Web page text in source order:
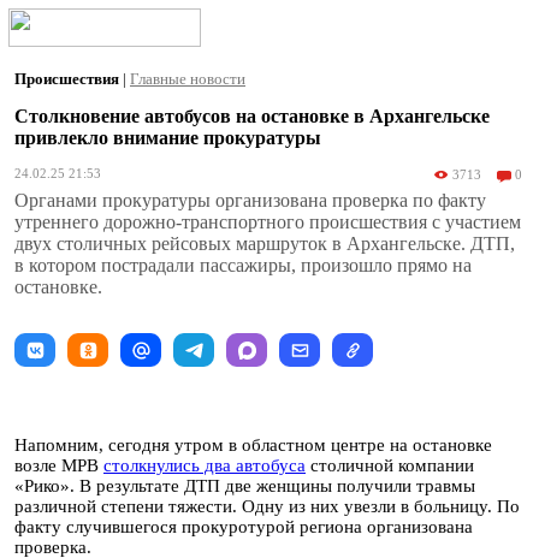
Происшествия | Главные новости
Столкновение автобусов на остановке в Архангельске
привлекло внимание прокуратуры
24.02.25 21:53 3713 0
Органами прокуратуры организована проверка по факту
утреннего дорожно-транспортного происшествия с участием
двух столичных рейсовых маршруток в Архангельске. ДТП,
в котором пострадали пассажиры, произошло прямо на
остановке.
Напомним, сегодня утром в областном центре на остановке
возле МРВ столкнулись два автобуса столичной компании
«Рико». В результате ДТП две женщины получили травмы
различной степени тяжести. Одну из них увезли в больницу. По
факту случившегося прокуротурой региона организована
проверка.